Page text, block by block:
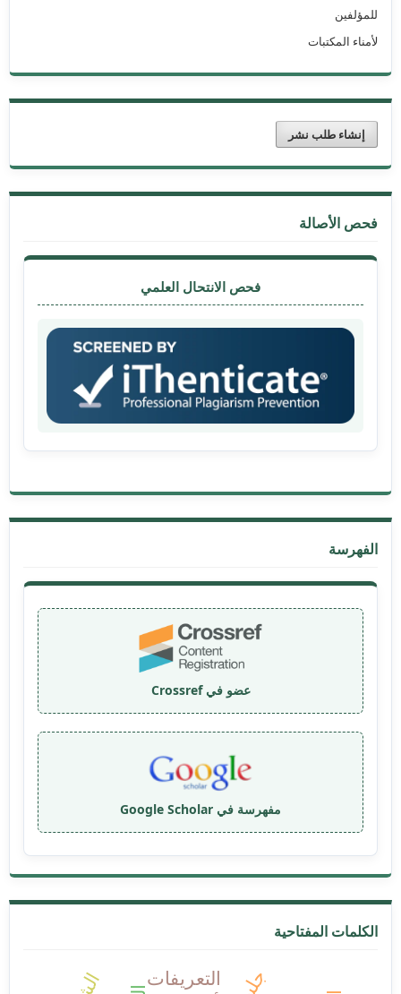
للمؤلفين
لأمناء المكتبات
إنشاء طلب نشر
فحص الأصالة
فحص الانتحال العلمي
الفهرسة
عضو في Crossref
مفهرسة في Google Scholar
الكلمات المفتاحية
التعريفات